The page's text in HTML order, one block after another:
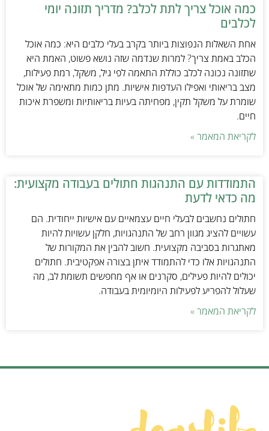
כמה אוכל צריך לתת לכלב? מדריך תזונה יומי
לכלבים
אחת השאלות הנפוצות ביותר בקרב בעלי כלבים היא: כמה אוכל
הכלב באמת צריך? למרות שנדמה שזה נושא פשוט, האמת היא
שתזונה נכונה לכלב כוללת התאמה לפי גיל, משקל, רמת פעילות,
מצב בריאותי ואפילו העדפות אישיות. מתן כמות מתאימה של אוכל
שומרת על משקל תקין, מפחיתה בעיות בריאותיות ומשפרת איכות
חיים.
לקריאת המאמר »
התמודדות עם התנהגות חתולים בעבודה מקצועית:
מה כדאי לדעת
חתולים נחשבים לבעלי חיים עצמאיים עם אישיות ייחודית. הם
עשויים להציג מגוון רחב של התנהגויות, חלקן עשויות להיות
מאתגרות בסביבה מקצועית. חשוב להבין את המקורות של
התנהגויות אלו כדי להתמודד איתן בצורה אפקטיבית. חתולים
יכולים להיות פעילים, סקרנים או אף מחפשים תשומת לב, מה
שעלול להפריע לפעילות היומיומית בעבודה.
לקריאת המאמר »